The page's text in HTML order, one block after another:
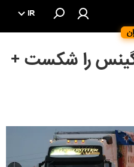
IR
گینس را شکست +